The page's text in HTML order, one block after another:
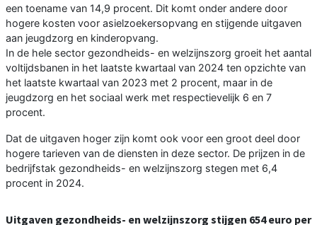
een toename van 14,9 procent. Dit komt onder andere door
hogere kosten voor asielzoekersopvang en stijgende uitgaven
aan jeugdzorg en kinderopvang.
In de hele sector gezondheids- en welzijnszorg groeit het aantal
voltijdsbanen in het laatste kwartaal van 2024 ten opzichte van
het laatste kwartaal van 2023 met 2 procent, maar in de
jeugdzorg en het sociaal werk met respectievelijk 6 en 7
procent.
Dat de uitgaven hoger zijn komt ook voor een groot deel door
hogere tarieven van de diensten in deze sector. De prijzen in de
bedrijfstak gezondheids- en welzijnszorg stegen met 6,4
procent in 2024.
Uitgaven gezondheids- en welzijnszorg stijgen 654 euro per